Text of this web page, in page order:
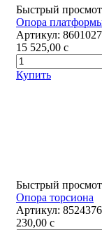
Быстрый
Опора
Артикул:
15 525,00 c
Купить
Быстрый
Опора торсиона
Артикул:
230,00 c